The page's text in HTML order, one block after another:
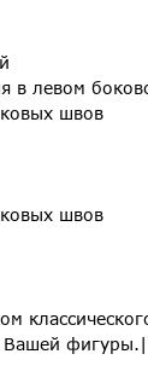
в левом
швов
швов
Вашей фигуры.|